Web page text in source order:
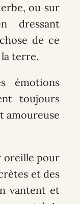
ou sur
dressant
de ce
terre.
émotions
toujours
amoureuse
oreille pour
et des
vantent et